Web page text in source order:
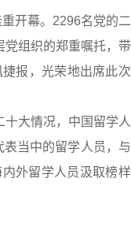
开幕。2296名党的
党组织的郑重嘱托，
报，光荣地出席此
十大情况，中国留学
表当中的留学人员，
外留学人员汲取榜